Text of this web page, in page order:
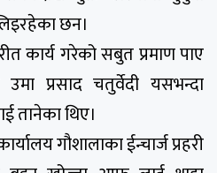
छन।
कार्य गरेको सबुत प्रमाण पाए
प्रसाद चतुर्वेदी यसभन्दा
तानेका थिए।
गौशालाका ईन्चार्ज प्रहरी